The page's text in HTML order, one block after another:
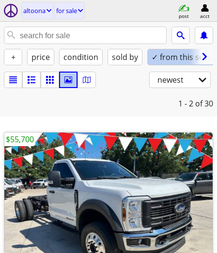
altoona for sale
post acct
+ price condition sold by ✓ from this seller
newest
1 - 2 of 30
$55,700